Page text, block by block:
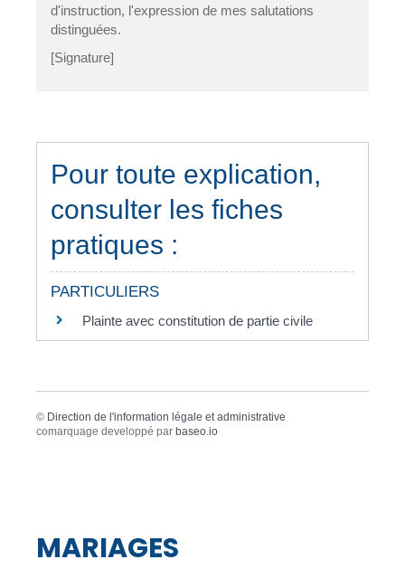
d'instruction, l'expression de mes salutations
distinguées.
[Signature]
Pour toute explication,
consulter les fiches
pratiques :
PARTICULIERS
Plainte avec constitution de partie civile
© Direction de l'information légale et administrative
comarquage developpé par baseo.io
MARIAGES